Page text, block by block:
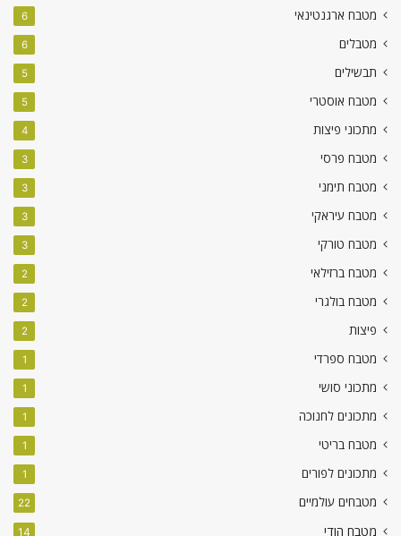
מטבח ארגנטינאי 6
מטבלים 6
תבשילים 5
מטבח אוסטרי 5
מתכוני פיצות 4
מטבח פרסי 3
מטבח תימני 3
מטבח עיראקי 3
מטבח טורקי 3
מטבח ברזילאי 2
מטבח בולגרי 2
פיצות 2
מטבח ספרדי 1
מתכוני סושי 1
מתכונים לחנוכה 1
מטבח בריטי 1
מתכונים לפורים 1
מטבחים עולמיים 22
מטבח הודי 14